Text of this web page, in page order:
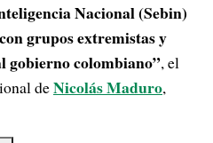
Nacional (Sebin)
grupos extremistas y
gobierno colombiano”, el
deNicolás Maduro,